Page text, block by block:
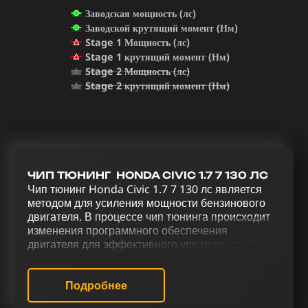
Заводская мощность (лс)
Заводской крутящий момент (Нм)
Stage 1 Мощность (лс)
Stage 1 крутящий момент (Нм)
Stage 2 Мощность (лс)
Stage 2 крутящий момент (Нм)
ЧИП ТЮНИНГ HONDA CIVIC 1.7 7 130 ЛС
Чип тюнинг Honda Civic 1.7 7 130 лс является
методом для усиления мощности бензинового
двигателя. В процессе чип тюнинга происходит
изменения программного обеспечения
двигателя для эффективного управления. За
7 130 лс, который включает: чип-тюнинг (stage 1)
(stage 2), отключение катализатора (Евро-2),
отключение продувки катализатора (Evap),
Подробнее